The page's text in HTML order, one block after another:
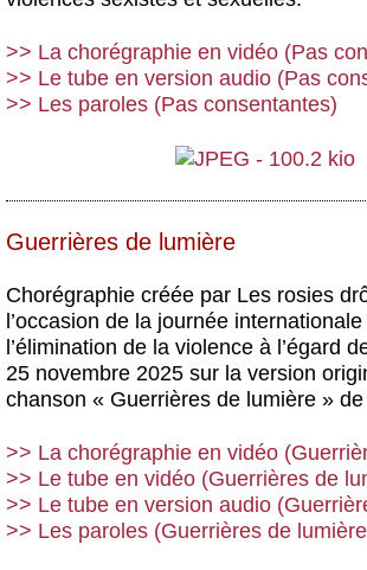
>> La chorégraphie en vidéo (Pas
>> Le tube en version audio (Pas
>> Les paroles (Pas consentantes)
Guerrières de lumière
Chorégraphie créée par Les rosies
l’occasion de la journée
l’élimination de la violence à l’égard
25 novembre 2025 sur la version
chanson « Guerrières de lumière »
>> La chorégraphie en vidéo
>> Le tube en vidéo (Guerrières de
>> Le tube en version audio
>> Les paroles (Guerrières de